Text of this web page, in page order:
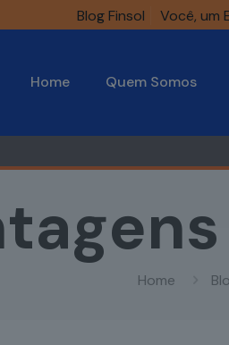
Blog Finsol Você, um
Home Quem Somos
Home